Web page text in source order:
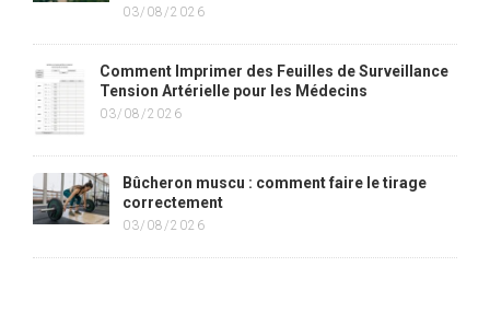
03/08/2026
Comment Imprimer des Feuilles de Surveillance
Tension Artérielle pour les Médecins
03/08/2026
Bûcheron muscu : comment faire le tirage
correctement
03/08/2026